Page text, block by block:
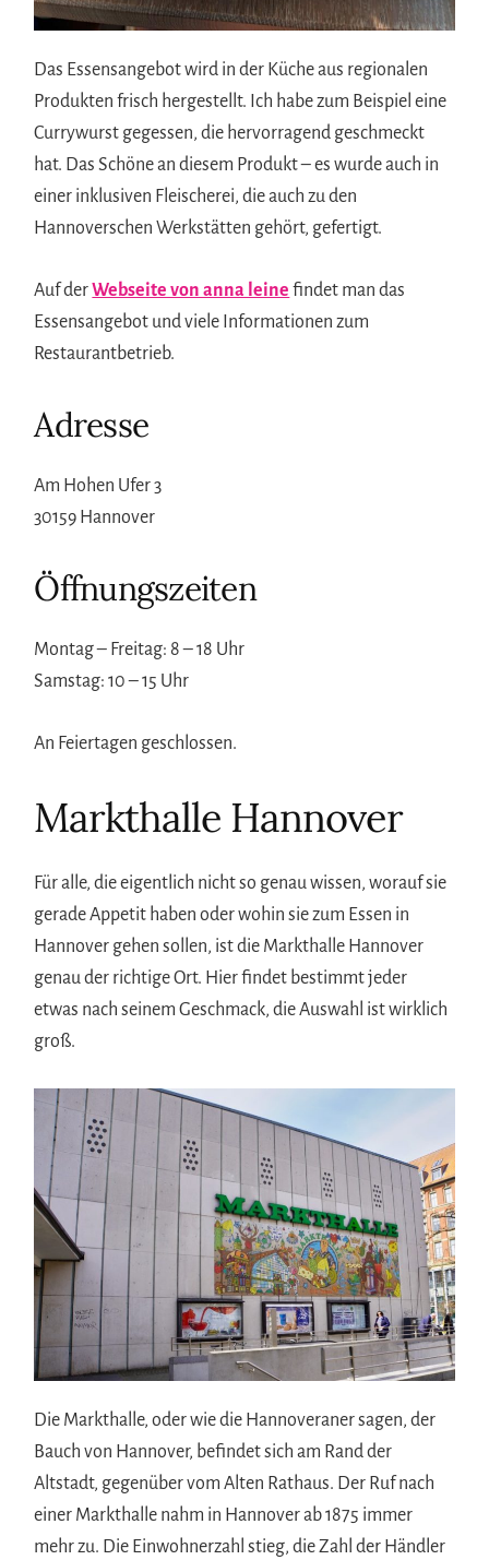
Das Essensangebot wird in der Küche aus regionalen
Produkten frisch hergestellt. Ich habe zum Beispiel eine
Currywurst gegessen, die hervorragend geschmeckt
hat. Das Schöne an diesem Produkt – es wurde auch in
einer inklusiven Fleischerei, die auch zu den
Hannoverschen Werkstätten gehört, gefertigt.
Auf derWebseite von anna leine findet man das
Essensangebot und viele Informationen zum
Restaurantbetrieb.
Adresse
Am Hohen Ufer 3
30159 Hannover
Öffnungszeiten
Montag – Freitag: 8 – 18 Uhr
Samstag: 10 – 15 Uhr
An Feiertagen geschlossen.
Markthalle Hannover
Für alle, die eigentlich nicht so genau wissen, worauf sie
gerade Appetit haben oder wohin sie zum Essen in
Hannover gehen sollen, ist die Markthalle Hannover
genau der richtige Ort. Hier findet bestimmt jeder
etwas nach seinem Geschmack, die Auswahl ist wirklich
groß.
Die Markthalle, oder wie die Hannoveraner sagen, der
Bauch von Hannover, befindet sich am Rand der
Altstadt, gegenüber vom Alten Rathaus. Der Ruf nach
einer Markthalle nahm in Hannover ab 1875 immer
mehr zu. Die Einwohnerzahl stieg, die Zahl der Händler